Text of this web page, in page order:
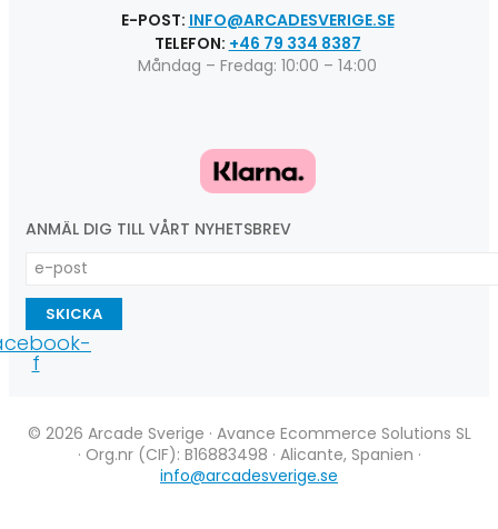
E-POST: INFO@ARCADESVERIGE.SE
TELEFON: +46 79 334 8387
Måndag – Fredag: 10:00 – 14:00
ANMÄL DIG TILL VÅRT NYHETSBREV
SKICKA
f
© 2026 Arcade Sverige · Avance Ecommerce Solutions SL
· Org.nr (CIF): B16883498 · Alicante, Spanien ·
info@arcadesverige.se